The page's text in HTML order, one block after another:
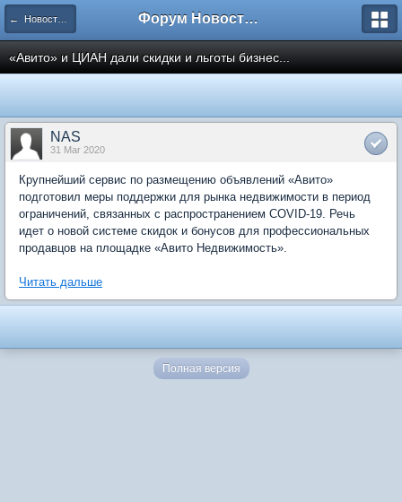
← Новости рынка недвижимости Форум Новостройки
«Авито» и ЦИАН дали скидки и льготы бизнес...
NAS
31 Mar 2020
Крупнейший сервис по размещению объявлений «Авито»
подготовил меры поддержки для рынка недвижимости в период
ограничений, связанных с распространением COVID-19. Речь
идет о новой системе скидок и бонусов для профессиональных
продавцов на площадке «Авито Недвижимость».
Читать дальше
Полная версия